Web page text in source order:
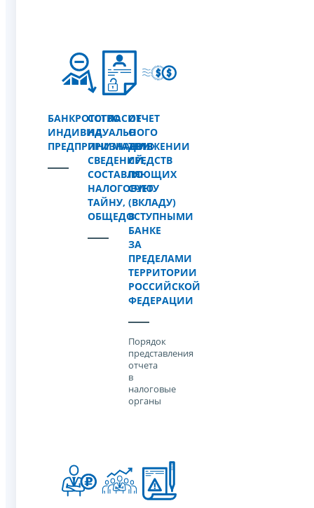
БАНКРОТСТВО
ИНДИВИДУАЛЬНОГО
ПРЕДПРИНИМАТЕЛЯ
СОГЛАСИЕ
НА
ПРИЗНАНИЕ
СВЕДЕНИЙ,
СОСТАВЛЯЮЩИХ
НАЛОГОВУЮ
ТАЙНУ,
ОБЩЕДОСТУПНЫМИ
ОТЧЕТ
О
ДВИЖЕНИИ
СРЕДСТВ
ПО
СЧЕТУ
(ВКЛАДУ)
В
БАНКЕ
ЗА
ПРЕДЕЛАМИ
ТЕРРИТОРИИ
РОССИЙСКОЙ
ФЕДЕРАЦИИ
Порядок
представления
отчета
в
налоговые
органы